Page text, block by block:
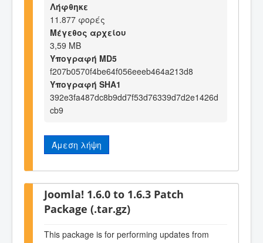
Λήφθηκε
11.877 φορές
Μέγεθος αρχείου
3,59 MB
Υπογραφή MD5
f207b0570f4be64f056eeeb464a213d8
Υπογραφή SHA1
392e3fa487dc8b9dd7f53d76339d7d2e1426d
cb9
Άμεση λήψη
Joomla! 1.6.0 to 1.6.3 Patch
Package (.tar.gz)
This package is for performing updates from